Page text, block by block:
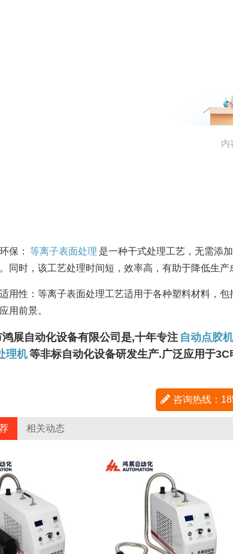
保： 等离子表面处理 是一种干式处理工艺，无需添
同时，该工艺处理时间短，效率高，有助于降低生产
用性：等离子表面处理工艺适用于各种塑料材料，
用前景。
展自动化设备有限公司是,十年专注 自动点胶机
理机等非标自动化设备研发生产.广泛应用于
咨询热线：
相关动态